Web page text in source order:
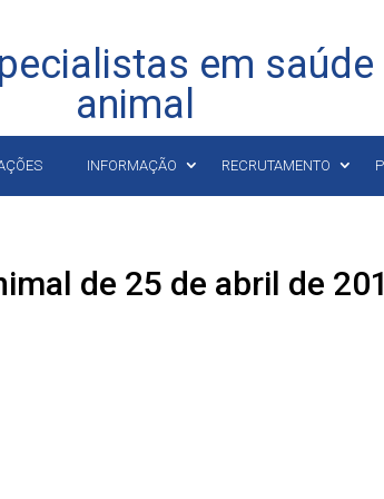
em saúde
animal
INFORMAÇÃO RECRUTAMENTO
de 25 de abril de